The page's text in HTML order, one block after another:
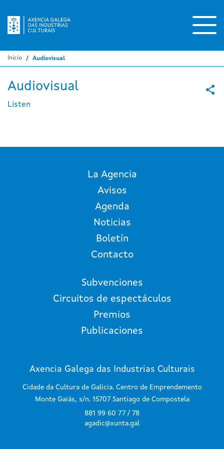
Inicio Audiovisual
Audiovisual
Listen
La Agencia
Avisos
Agenda
Noticias
Boletín
Contacto
Subvenciones
Circuitos de espectáculos
Premios
Publicaciones
Axencia Galega das Industrias Culturais
Cidade da Cultura de Galicia. Centro de Emprendemento
Monte Gaiás, s/n. 15707 Santiago de Compostela
881 99 60 77 / 78
agadic@xunta.gal